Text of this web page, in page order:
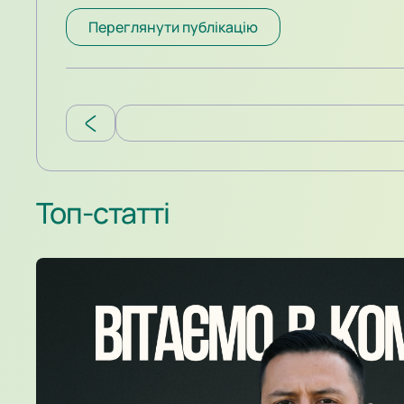
на користь “Корміла”.
Переглянути публікацію
Топ-статті